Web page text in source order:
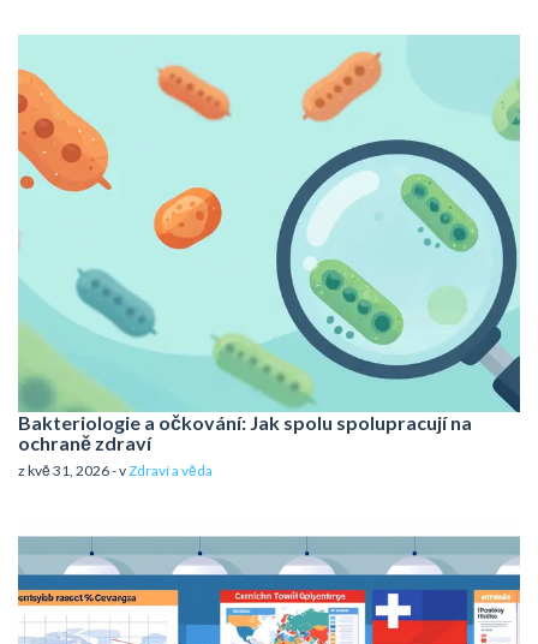
Bakteriologie a očkování: Jak spolu spolupracují na
ochraně zdraví
z kvě 31, 2026 - vZdraví a věda